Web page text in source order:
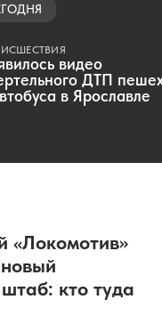
видео
ДТП
в Ярославле
«Локомотив»
кто туда